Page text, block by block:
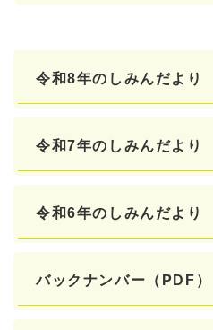
令和8年のしみんだより
令和7年のしみんだより
令和6年のしみんだより
バックナンバー（PDF）